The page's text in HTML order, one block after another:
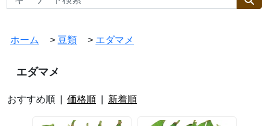
ホーム > 豆類 > エダマメ
エダマメ
おすすめ順 | 価格順 新着順